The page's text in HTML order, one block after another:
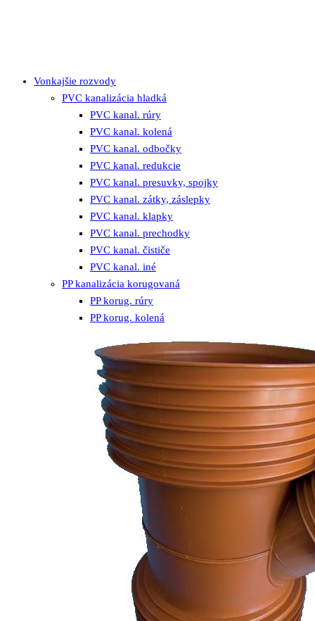
Vonkajšie rozvody
PVC kanalizácia hladká
PVC kanal. rúry
PVC kanal. kolená
PVC kanal. odbočky
PVC kanal. redukcie
PVC kanal. presuvky, spojky
PVC kanal. zátky, záslepky
PVC kanal. klapky
PVC kanal. prechodky
PVC kanal. čističe
PVC kanal. iné
PP kanalizácia korugovaná
PP korug. rúry
PP korug. kolená